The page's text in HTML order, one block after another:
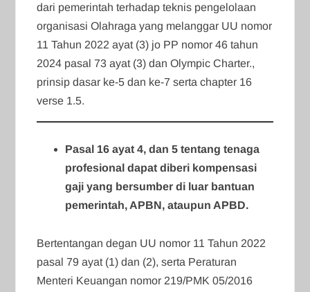
dari pemerintah terhadap teknis pengelolaan
organisasi Olahraga yang melanggar UU nomor
11 Tahun 2022 ayat (3) jo PP nomor 46 tahun
2024 pasal 73 ayat (3) dan Olympic Charter.,
prinsip dasar ke-5 dan ke-7 serta chapter 16
verse 1.5.
Pasal 16 ayat 4, dan 5 tentang tenaga
profesional dapat diberi kompensasi
gaji yang bersumber di luar bantuan
pemerintah, APBN, ataupun APBD.
Bertentangan degan UU nomor 11 Tahun 2022
pasal 79 ayat (1) dan (2), serta Peraturan
Menteri Keuangan nomor 219/PMK 05/2016